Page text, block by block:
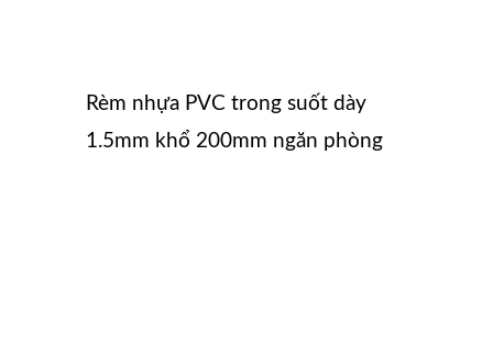
Rèm nhựa PVC trong suốt dày
1.5mm khổ 200mm ngăn phòng